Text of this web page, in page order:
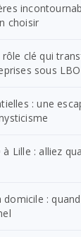
choisir
clé qui
sous LBO
: une
Lille : alliez
: